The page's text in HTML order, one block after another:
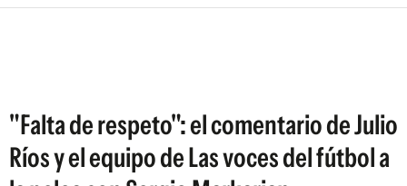
ARGENTINA
"Falta de respeto": el comentario de Julio
Ríos y el equipo de Las voces del fútbol a